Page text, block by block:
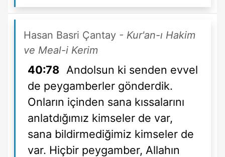
Hasan Basri Çantay - Kur'an-ı Hakim
ve Meal-i Kerim
40:78 Andolsun ki senden evvel
de peygamberler gönderdik.
Onların içinden sana kıssalarını
anlatdığımız kimseler de var,
sana bildirmediğimiz kimseler de
var. Hiçbir peygamber, Allahın